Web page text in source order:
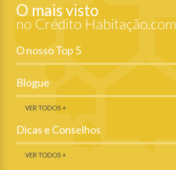
O mais visto
no Crédito Habitação.com
O nosso Top 5
Blogue
VER TODOS +
Dicas e Conselhos
VER TODOS +